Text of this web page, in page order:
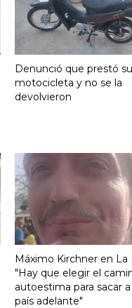
Denunció que prestó su
motocicleta y no se la
devolvieron
Máximo Kirchner en La
"Hay que elegir el
autoestima para sacar
país adelante"